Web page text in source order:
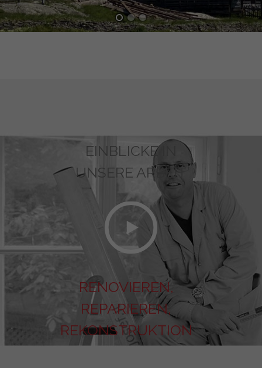
EINBLICKE IN
UNSERE ARBEIT
RENOVIEREN,
REPARIEREN,
REKONSTRUKTION